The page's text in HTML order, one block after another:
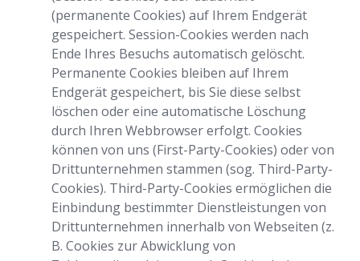
(permanente Cookies) auf Ihrem Endgerät
gespeichert. Session-Cookies werden nach
Ende Ihres Besuchs automatisch gelöscht.
Permanente Cookies bleiben auf Ihrem
Endgerät gespeichert, bis Sie diese selbst
löschen oder eine automatische Löschung
durch Ihren Webbrowser erfolgt. Cookies
können von uns (First-Party-Cookies) oder von
Drittunternehmen stammen (sog. Third-Party-
Cookies). Third-Party-Cookies ermöglichen die
Einbindung bestimmter Dienstleistungen von
Drittunternehmen innerhalb von Webseiten (z.
B. Cookies zur Abwicklung von